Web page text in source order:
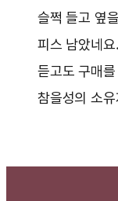
슬쩍 들고 옆
피스 남았네
듣고도 구매
참을성의 소